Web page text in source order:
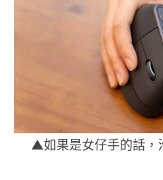
▲如果是女仔手的話，